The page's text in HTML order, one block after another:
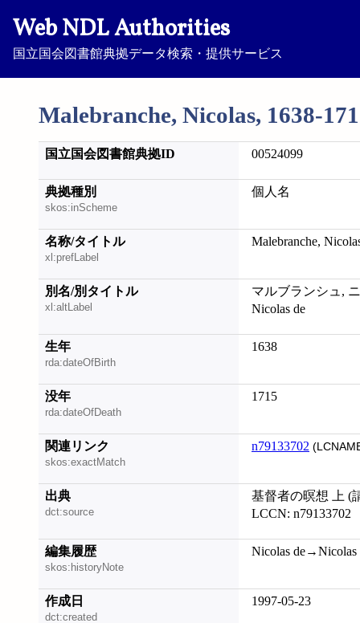
Web NDL Authorities
国立国会図書館典拠データ検索・提供サービス
Malebranche, Nicolas, 1638-
国立国会図書館典拠ID 00524099
典拠種別
skos:inScheme
個人名
名称/タイトル
xl:prefLabel
Malebranche,
別名/別タイトル
xl:altLabel
マルブランシュ,
Nicolas de
生年
rda:dateOfBirth
1638
没年
rda:dateOfDeath
1715
関連リンク
skos:exactMatch
n79133702
出典
dct:source
基督者の暝想 上 (
LCCN: n79133702
編集履歴
skos:historyNote
Nicolas de→Nicolas
作成日
dct:created
1997-05-23